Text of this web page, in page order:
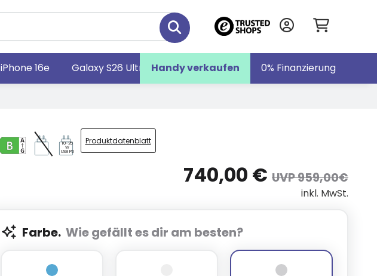
Handy verkaufen 0% Finanzierung
iPhone 16e Galaxy S26 Ultra Galaxy S26 Galaxy Z Fold7
10-25
W
USB PD
Produktdatenblatt
740,00 € UVP 959,00€
inkl. MwSt.
Farbe. Wie gefällt es dir am besten?